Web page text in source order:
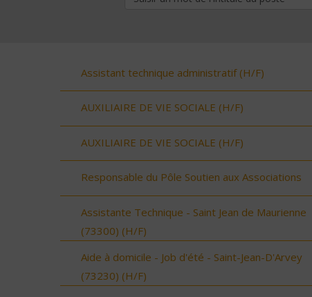
Assistant technique administratif (H/F)
AUXILIAIRE DE VIE SOCIALE (H/F)
AUXILIAIRE DE VIE SOCIALE (H/F)
Responsable du Pôle Soutien aux Associations
Assistante Technique - Saint Jean de Maurienne
(73300) (H/F)
Aide à domicile - Job d'été - Saint-Jean-D'Arvey
(73230) (H/F)